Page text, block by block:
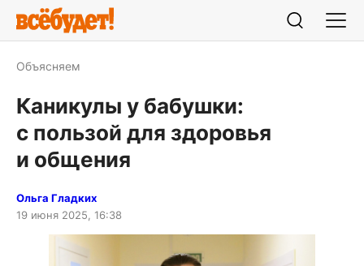
Объясняем
Каникулы у бабушки:
с пользой для здоровья
и общения
Ольга Гладких
19 июня 2025, 16:38